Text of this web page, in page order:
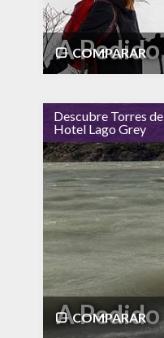
A Pedido
COMPARAR
alto
Naturaleza
alto
Vida
Descubre Torres
Hotel Lago Grey
A Pedido
COMPARAR